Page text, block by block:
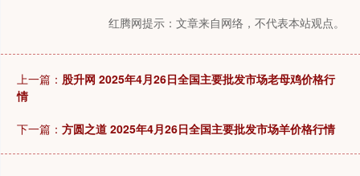
红腾网提示：文章来自网络，不代表本站观点。
上一篇： 股升网 2025年4月26日全国主要批发市场老母鸡价格行
情
下一篇： 方圆之道 2025年4月26日全国主要批发市场羊价格行情